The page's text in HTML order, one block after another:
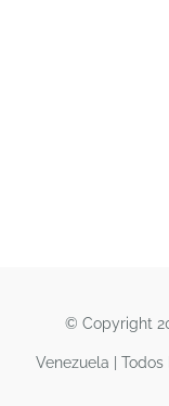
© Copyright
Venezuela |